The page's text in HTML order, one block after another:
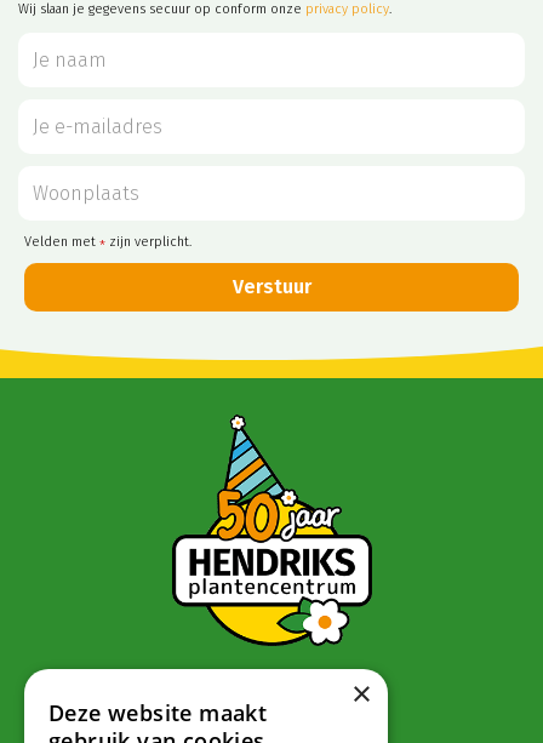
Wij slaan je gegevens secuur op conform onze privacy policy.
Velden met * zijn verplicht.
×
Deze website maakt